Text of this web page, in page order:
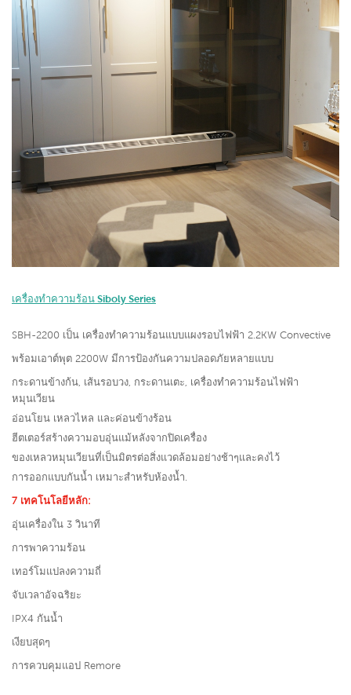
เครื่องทำความร้อน Siboly Series
SBH-2200 เป็น เครื่องทำความร้อนแบบแผงรอบไฟฟ้า 2.2KW Convective
พร้อมเอาต์พุต 2200W มีการป้องกันความปลอดภัยหลายแบบ
กระดานข้างก้น, เส้นรอบวง, กระดานเตะ, เครื่องทำความร้อนไฟฟ้า
หมุนเวียน
อ่อนโยน เหลวไหล และค่อนข้างร้อน
ฮีตเตอร์สร้างความอบอุ่นแม้หลังจากปิดเครื่อง
ของเหลวหมุนเวียนที่เป็นมิตรต่อสิ่งแวดล้อมอย่างช้าๆและคงไว้
การออกแบบกันน้ำ เหมาะสำหรับห้องน้ำ.
7 เทคโนโลยีหลัก:
อุ่นเครื่องใน 3 วินาที
การพาความร้อน
เทอร์โมแปลงความถี่
จับเวลาอัจฉริยะ
IPX4 กันน้ำ
เงียบสุดๆ
การควบคุมแอป Remore